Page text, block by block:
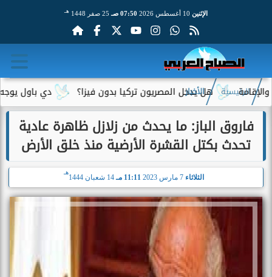
الإثنين 07:50 صـ 25 صفر 1448 هـ
دي باول يوجه هل يدخل المصريون تركيا بدون فيزا؟
الرئيسية الأخبار
فاروق الباز: ما يحدث من زلازل ظاهرة عادية
تحدث بكتل القشرة الأرضية منذ خلق الأرض
الثلاثاء 7 مارس 2023 11:11 مـ 14 شعبان 1444
هـ